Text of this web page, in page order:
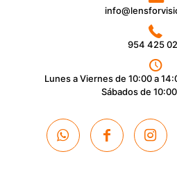
954 425
Lunes a Viernes de 10:00 a
Sábados de